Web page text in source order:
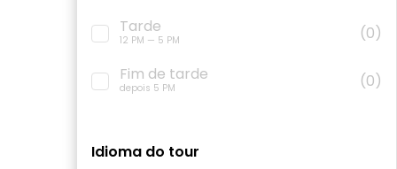
Tarde
12 PM — 5 PM
(0)
Fim de tarde
depois 5 PM (0)
Idioma do tour